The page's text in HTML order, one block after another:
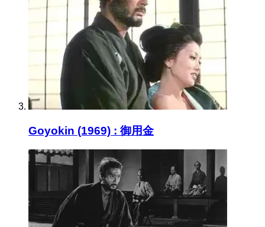
Goyokin (1969) : 御用金